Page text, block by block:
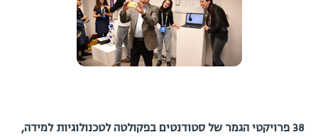
38 פרויקטי הגמר של סטודנטים בפקולטה לטכנולוגיות למידה,